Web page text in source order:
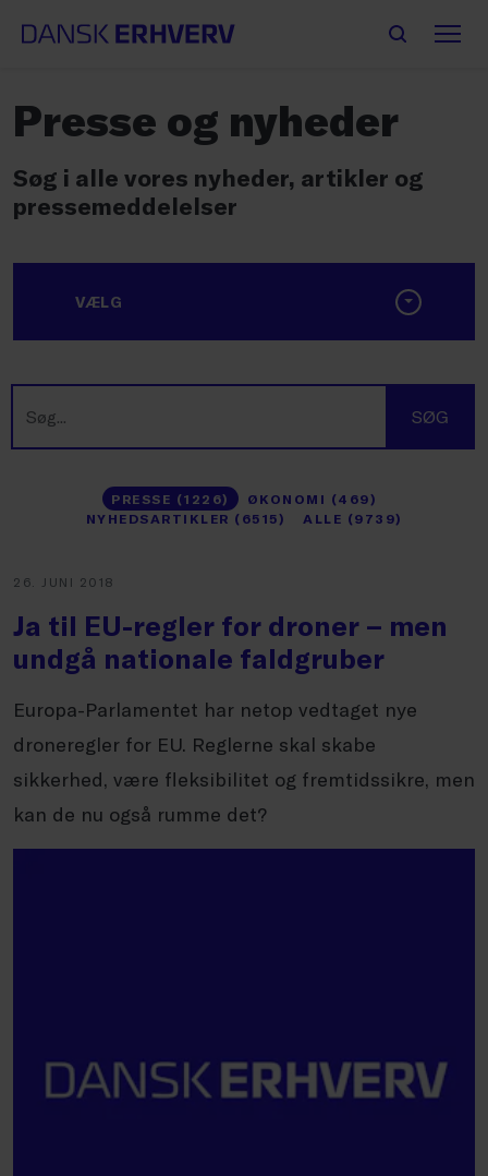
Presse og nyheder
Søg i alle vores nyheder, artikler og
pressemeddelelser
VÆLG
SØG
PRESSE (1226)
ØKONOMI (469)
NYHEDSARTIKLER (6515)
ALLE (9739)
26. JUNI 2018
Ja til EU-regler for droner – men
undgå nationale faldgruber
Europa-Parlamentet har netop vedtaget nye
droneregler for EU. Reglerne skal skabe
sikkerhed, være fleksibilitet og fremtidssikre, men
kan de nu også rumme det?